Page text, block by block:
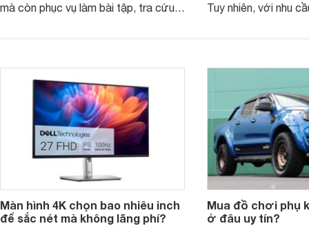
mà còn phục vụ làm bài tập, tra cứu,
thay vì chỉ so sánh cấu hình trên giấy.
Tuy nhiên, với nhu
không, dùng được
Màn hình 4K chọn bao nhiêu inch
để sắc nét mà không lãng phí?
Mua đồ chơi phụ
ở đâu uy tín?